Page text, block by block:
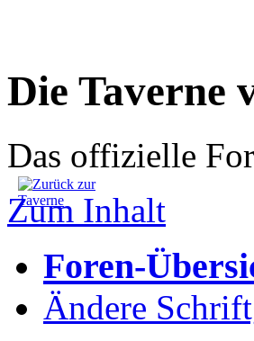
Die Taverne
Das offizielle
Zum Inhalt
Foren-
Ändere